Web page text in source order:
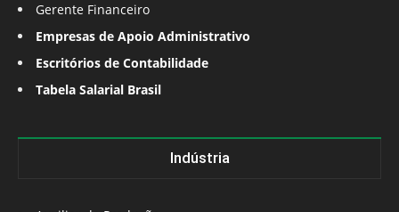
Gerente Financeiro
Empresas de Apoio Administrativo
Escritórios de Contabilidade
Tabela Salarial Brasil
Indústria